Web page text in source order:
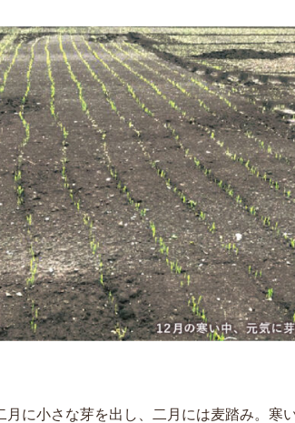
に小さな芽を出し、二月には麦踏み。寒